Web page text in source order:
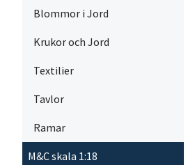
Blommor i Jord
Krukor och Jord
Textilier
Tavlor
Ramar
M&C skala 1:18